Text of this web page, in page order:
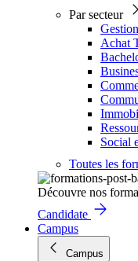
Par secteur
Achat
Social
Toutes les
Découvre nos
Candidate
Campus
Campus